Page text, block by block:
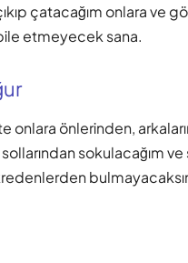
çatacağım onlara ve
etmeyecek sana.
onlara önlerinden,
sokulacağım ve